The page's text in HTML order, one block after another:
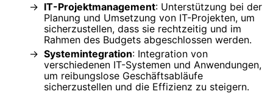
IT-Projektmanagement: Unterstützung bei der
Planung und Umsetzung von IT-Projekten, um
sicherzustellen, dass sie rechtzeitig und im
Rahmen des Budgets abgeschlossen werden.
Systemintegration: Integration von
verschiedenen IT-Systemen und Anwendungen,
um reibungslose Geschäftsabläufe
sicherzustellen und die Effizienz zu steigern.